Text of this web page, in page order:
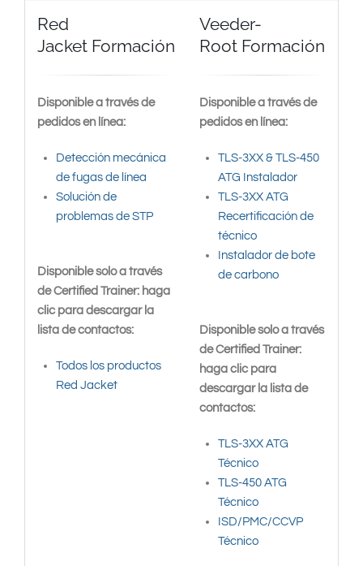
Red
Jacket Formación
Disponible a través de
pedidos en línea:
Detección mecánica
de fugas de línea
Solución de
problemas de STP
Disponible solo a través
de Certified Trainer: haga
clic para descargar la
lista de contactos:
Todos los productos
Red Jacket
Veeder-
Root Formación
Disponible a través de
pedidos en línea:
TLS-3XX & TLS-450
ATG Instalador
TLS-3XX ATG
Recertificación de
técnico
Instalador de bote
de carbono
Disponible solo a través
de Certified Trainer:
haga clic para
descargar la lista de
contactos:
TLS-3XX ATG
Técnico
TLS-450 ATG
Técnico
ISD/PMC/CCVP
Técnico